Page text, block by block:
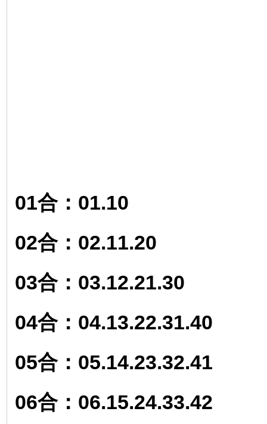
01合：01.10
02合：02.11.20
03合：03.12.21.30
04合：04.13.22.31.40
05合：05.14.23.32.41
06合：06.15.24.33.42